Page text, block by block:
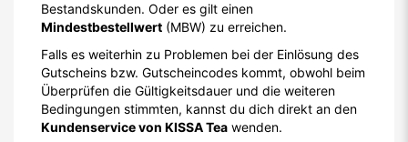
Bestandskunden. Oder es gilt einen
Mindestbestellwert (MBW) zu erreichen.
Falls es weiterhin zu Problemen bei der Einlösung des
Gutscheins bzw. Gutscheincodes kommt, obwohl beim
Überprüfen die Gültigkeitsdauer und die weiteren
Bedingungen stimmten, kannst du dich direkt an den
Kundenservice von KISSA Tea wenden.